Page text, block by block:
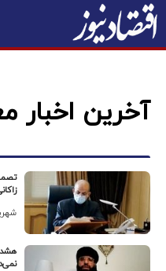
آخرین اخبار
۰۶